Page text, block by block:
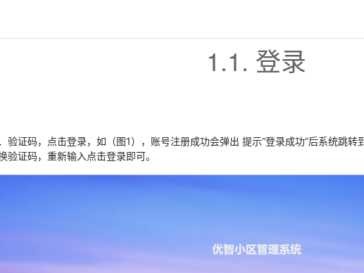
1.1. 登录
验证码，点击登录，如（图1），账号注册成功会弹出 提示“登录成功”后系统跳
验证码，重新输入点击登录即可。